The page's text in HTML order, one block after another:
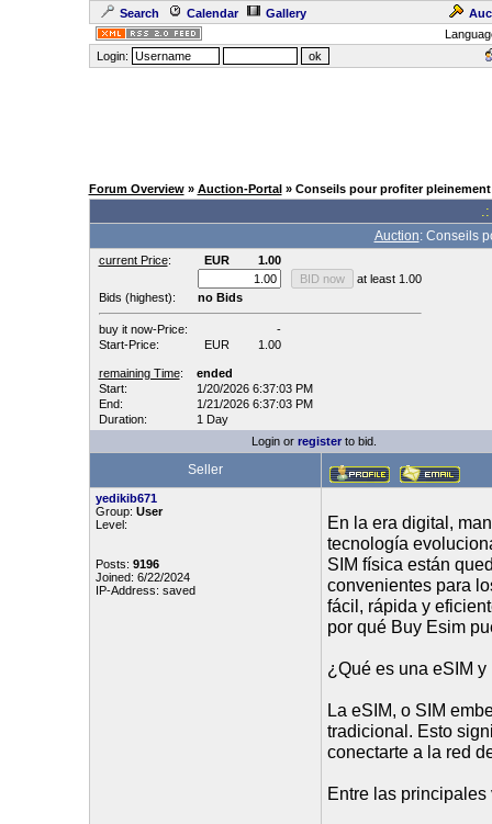
Search Calendar Gallery
Login:
Forum Overview» Auction-Portal» Conseils pour profiter pleinement
Auction: Conseils
current Price: EUR
1.00
at least 1.00
Bids (highest):
no Bids
buy it now-Price:
-
Start-Price:
EUR 1.00
remaining Time:
ended
Start:
1/20/2026 6:37:03 PM
End:
1/21/2026 6:37:03 PM
Duration:
1 Day
Login or registerto bid.
Seller
yedikib671
Group: User
Level:
Posts: 9196
Joined: 6/22/2024
IP-Address: saved
En la era digital,
tecnología
SIM física están
convenientes para
fácil, rápida y
por qué Buy Esim
¿Qué es una eSIM
La eSIM, o SIM
tradicional. Esto
conectarte a la red
Entre las